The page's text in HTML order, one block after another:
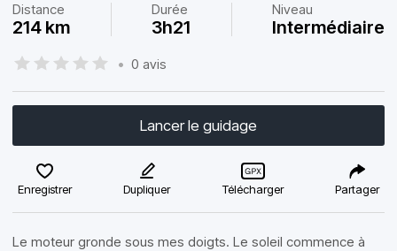
Distance
214 km
Durée
3h21
Niveau
Intermédiaire
• 0 avis
Lancer le guidage
Enregistrer Dupliquer Télécharger Partager
Le moteur gronde sous mes doigts. Le soleil commence à